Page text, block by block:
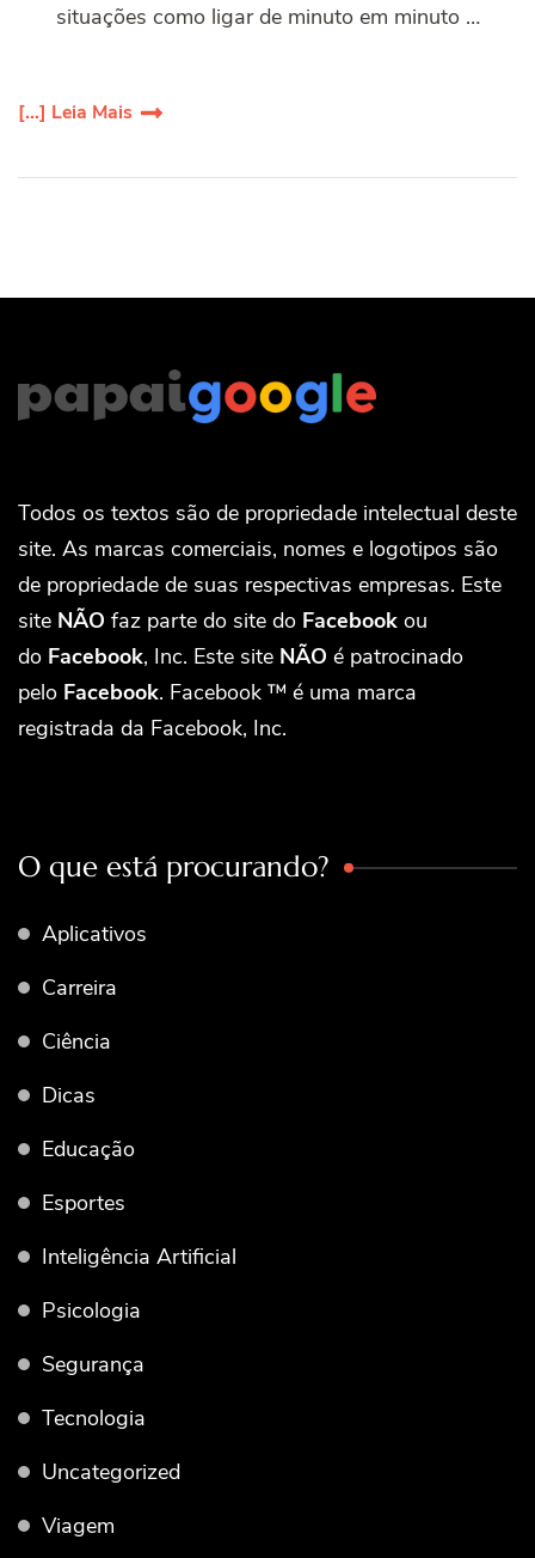
situações como ligar de minuto em minuto …
[...] Leia Mais
Todos os textos são de propriedade intelectual deste
site. As marcas comerciais, nomes e logotipos são
de propriedade de suas respectivas empresas. Este
site NÃO faz parte do site do Facebook ou
do Facebook, Inc. Este site NÃO é patrocinado
pelo Facebook. Facebook ™ é uma marca
registrada da Facebook, Inc.
O que está procurando?
Aplicativos
Carreira
Ciência
Dicas
Educação
Esportes
Inteligência Artificial
Psicologia
Segurança
Tecnologia
Uncategorized
Viagem